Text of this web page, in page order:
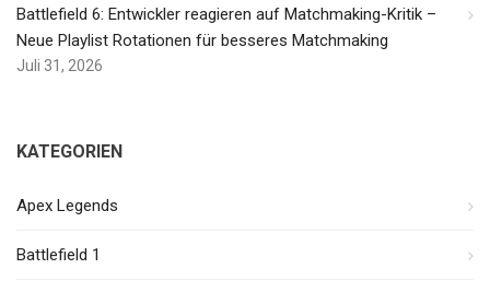
Battlefield 6: Entwickler reagieren auf Matchmaking-Kritik –
Neue Playlist Rotationen für besseres Matchmaking
Juli 31, 2026
KATEGORIEN
Apex Legends
Battlefield 1